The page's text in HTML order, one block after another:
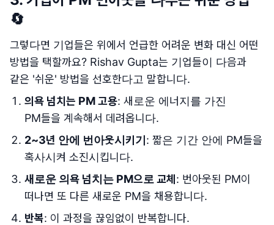
🔄
그렇다면 기업들은 위에서 언급한 어려운 변화 대신 어떤
방법을 택할까요? Rishav Gupta는 기업들이 다음과
같은 '쉬운' 방법을 선호한다고 말합니다.
의욕 넘치는 PM 고용: 새로운 에너지를 가진
PM들을 계속해서 데려옵니다.
2~3년 안에 번아웃시키기 : 짧은 기간 안에 PM들을
혹사시켜 소진시킵니다.
새로운 의욕 넘치는 PM으로 교체 : 번아웃된 PM이
떠나면 또 다른 새로운 PM을 채용합니다.
반복: 이 과정을 끊임없이 반복합니다.